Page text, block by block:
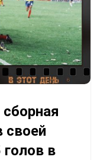
своей
голов в